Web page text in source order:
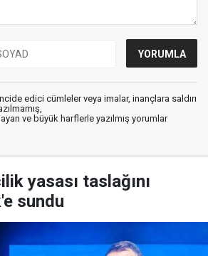
edici cümleler veya imalar, inançlara saldırı
ve büyük harflerle yazılmış yorumlar
yasası taslağını
sundu